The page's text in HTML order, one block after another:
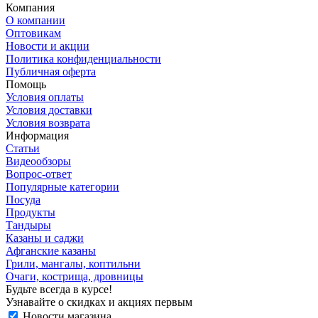
Компания
О компании
Оптовикам
Новости и акции
Политика конфиденциальности
Публичная оферта
Помощь
Условия оплаты
Условия доставки
Условия возврата
Информация
Статьи
Видеообзоры
Вопрос-ответ
Популярные категории
Посуда
Продукты
Тандыры
Казаны и саджи
Афганские казаны
Грили, мангалы, коптильни
Очаги, кострища, дровницы
Будьте всегда в курсе!
Узнавайте о скидках и акциях первым